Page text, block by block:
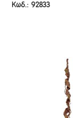
180ΕΚ
ΑΝΘΗ 180ΕΚ
Κωδ.: 92833